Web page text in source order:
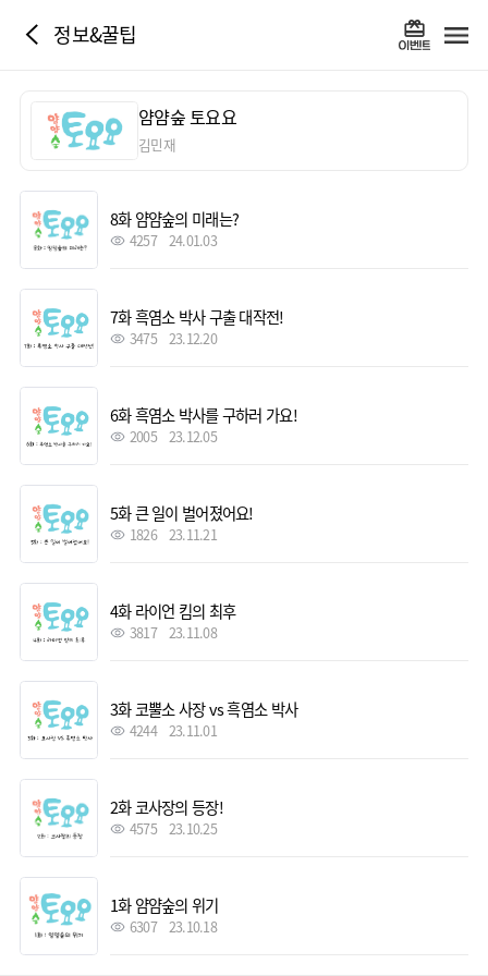
정보&꿀팁
얌얌숲 토요요
김민재
8화 얌얌숲의 미래는?
4257 24.01.03
7화 흑염소 박사 구출 대작전!
3475 23.12.20
6화 흑염소 박사를 구하러 가요!
2005 23.12.05
5화 큰 일이 벌어졌어요!
1826 23.11.21
4화 라이언 킴의 최후
3817 23.11.08
3화 코뿔소 사장 vs 흑염소 박사
4244 23.11.01
2화 코사장의 등장!
4575 23.10.25
1화 얌얌숲의 위기
6307 23.10.18